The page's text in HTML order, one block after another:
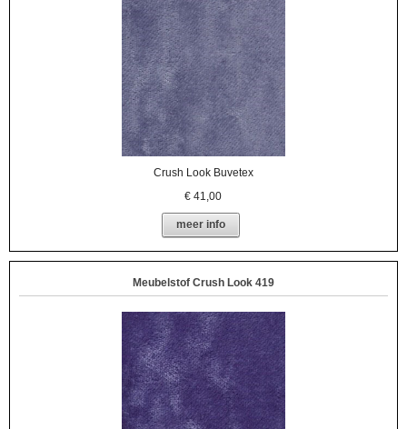
Crush Look Buvetex
€41,00
meer info
Meubelstof Crush Look 419